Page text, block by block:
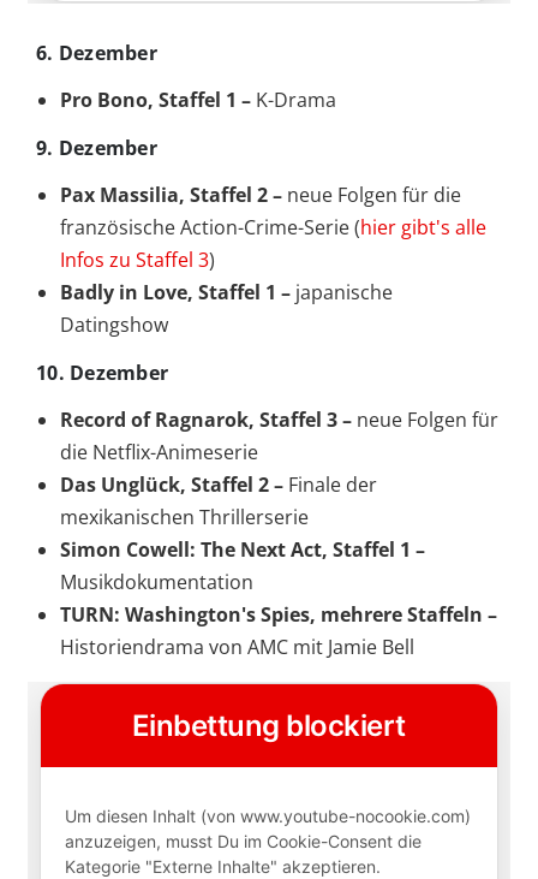
6. Dezember
Pro Bono, Staffel 1 – K-Drama
9. Dezember
Pax Massilia, Staffel 2 – neue Folgen für die
französische Action-Crime-Serie (hier gibt's alle
Infos zu Staffel 3)
Badly in Love, Staffel 1 – japanische
Datingshow
10. Dezember
Record of Ragnarok, Staffel 3 – neue Folgen für
die Netflix-Animeserie
Das Unglück, Staffel 2 – Finale der
mexikanischen Thrillerserie
Simon Cowell: The Next Act, Staffel 1 –
Musikdokumentation
TURN: Washington's Spies, mehrere Staffeln –
Historiendrama von AMC mit Jamie Bell